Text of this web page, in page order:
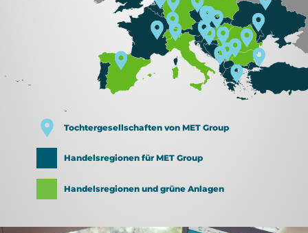
Tochtergesellschaften von MET Group
Handelsregionen für MET Group
Handelsregionen und grüne Anlagen